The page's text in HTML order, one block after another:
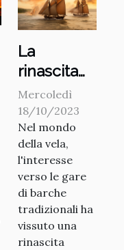
La
rinascita
delle gare
di barche
a vela
tradizionali
Mercoledì
18/10/2023
Nel mondo
della vela,
l'interesse
verso le gare
di barche
tradizionali ha
vissuto una
rinascita